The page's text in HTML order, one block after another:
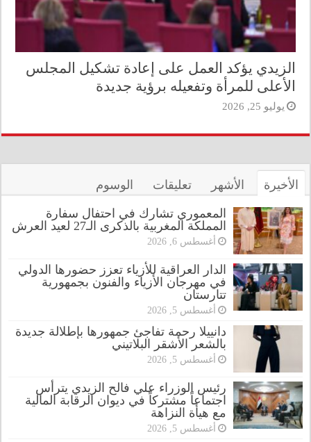
الزيدي يؤكد العمل على إعادة تشكيل المجلس
الأعلى للمرأة وتفعيله برؤية جديدة
يوليو 25, 2026
الأخيرة الأشهر تعليقات الوسوم
المعموري تشارك في احتفال سفارة
المملكة المغربية بالذكرى الـ27 لعيد العرش
أغسطس 6, 2026
الدار العراقية للأزياء تعزز حضورها الدولي
في مهرجان الأزياء والفنون بجمهورية
تتارستان
أغسطس 5, 2026
دانييلا رحمة تفاجئ جمهورها بإطلالة جديدة
بالشعر الأشقر البلاتيني
أغسطس 5, 2026
رئيس الوزراء علي فالح الزيدي يترأس
اجتماعاً مشتركاً في ديوان الرقابة المالية
مع هيأة النزاهة
أغسطس 5, 2026